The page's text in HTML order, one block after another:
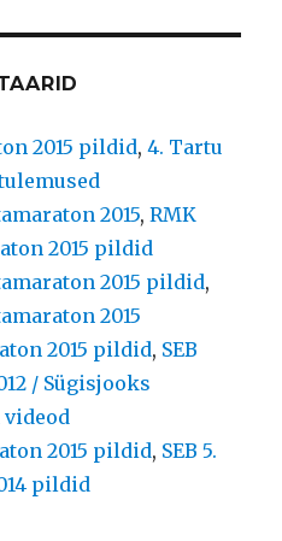
2015 pildid,4. Tartu
2015,RMK
2015 pildid
2015 pildid,
2015
2015 pildid, SEB
/ Sügisjooks
2015 pildid, SEB 5.
pildid